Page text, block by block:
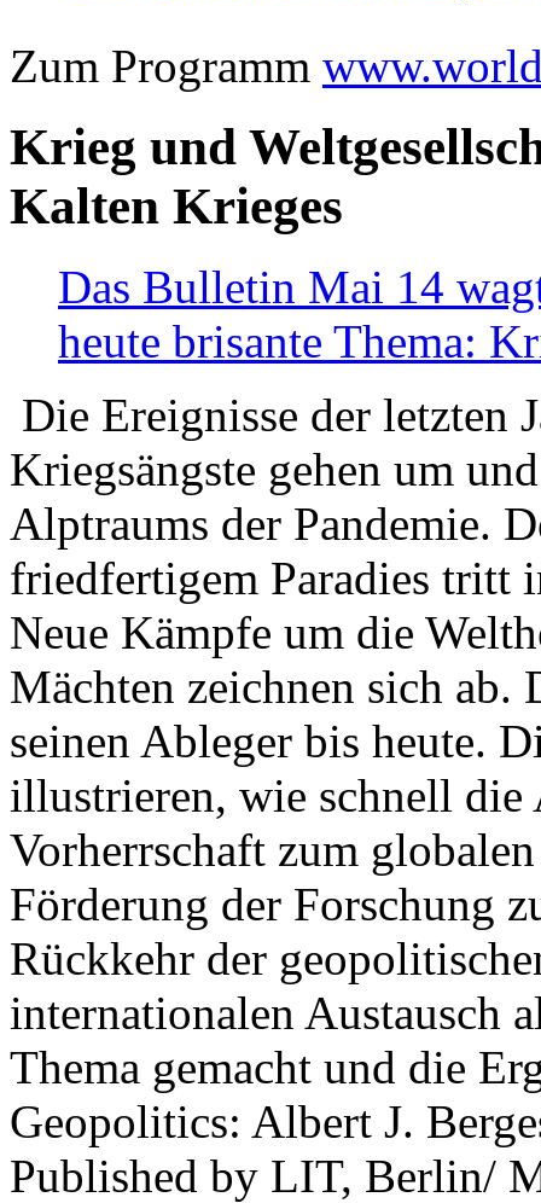
Zum Programm
Krieg und
Kalten Krieges
Das Bulletin Mai 14
heute brisante Thema:
Die Ereignisse der letzten
Kriegsängste gehen um
Alptraums der Pandemie.
friedfertigem Paradies tritt
Neue Kämpfe um die
Mächten zeichnen sich
seinen Ableger bis heute.
illustrieren, wie schnell die
Vorherrschaft zum
Förderung der Forschung
Rückkehr der
internationalen Austausch
Thema gemacht und die
Geopolitics: Albert J.
Published by LIT, Berlin/